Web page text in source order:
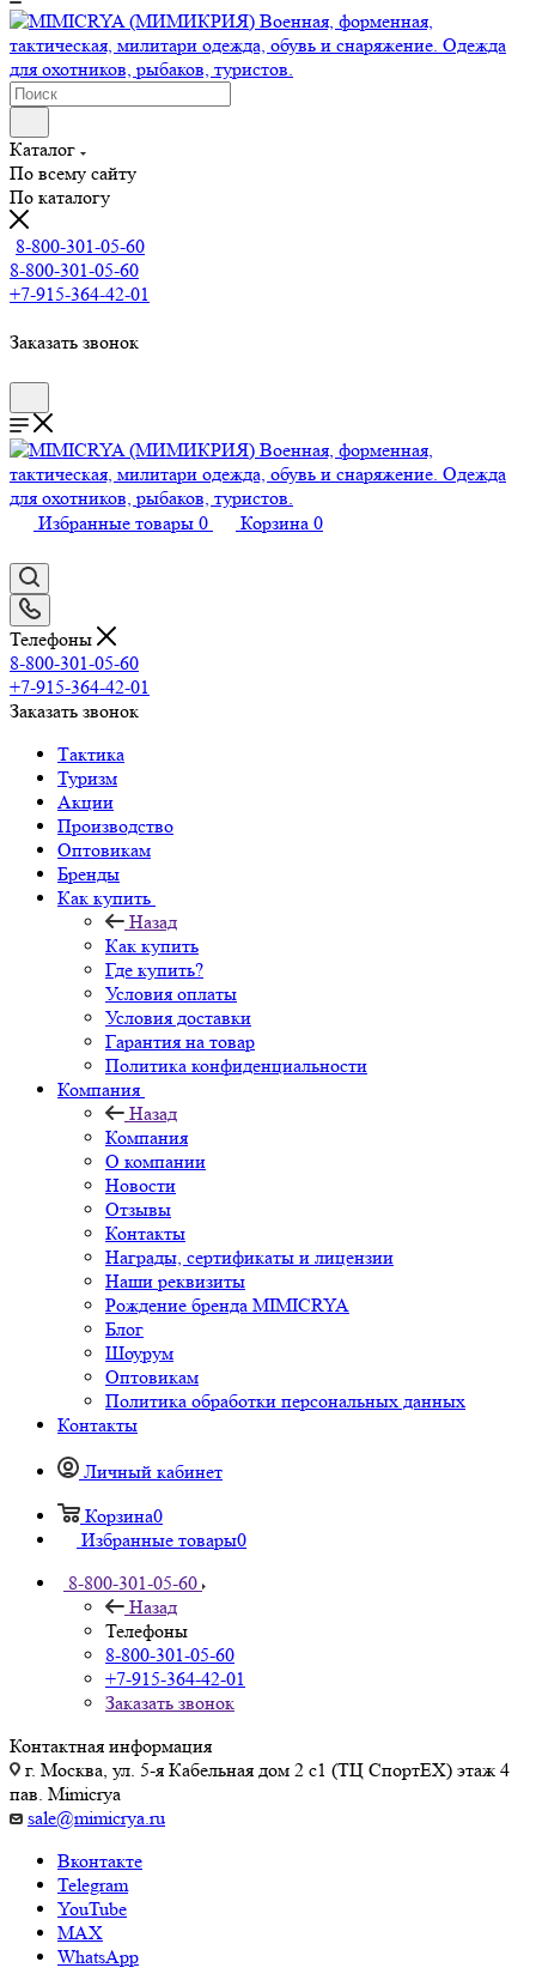
Каталог
По всему сайту
По каталогу
8-800-301-05-60
8-800-301-05-60
+7-915-364-42-01
Заказать звонок
Избранные товары 0 Корзина 0
Телефоны
8-800-301-05-60
+7-915-364-42-01
Заказать звонок
Тактика
Туризм
Акции
Производство
Оптовикам
Бренды
Как купить
Назад
Как купить
Где купить?
Условия оплаты
Условия доставки
Гарантия на товар
Политика конфиденциальности
Компания
Назад
Компания
О компании
Новости
Отзывы
Контакты
Награды, сертификаты и лицензии
Наши реквизиты
Рождение бренда MIMICRYA
Блог
Шоурум
Оптовикам
Политика обработки персональных данных
Контакты
Личный кабинет
Корзина0
Избранные товары0
8-800-301-05-60
Назад
Телефоны
8-800-301-05-60
+7-915-364-42-01
Заказать звонок
Контактная информация
г. Москва, ул. 5-я Кабельная дом 2 с1 (ТЦ СпортEX) этаж 4
пав. Mimicrya
sale@mimicrya.ru
Вконтакте
Telegram
YouTube
MAX
WhatsApp